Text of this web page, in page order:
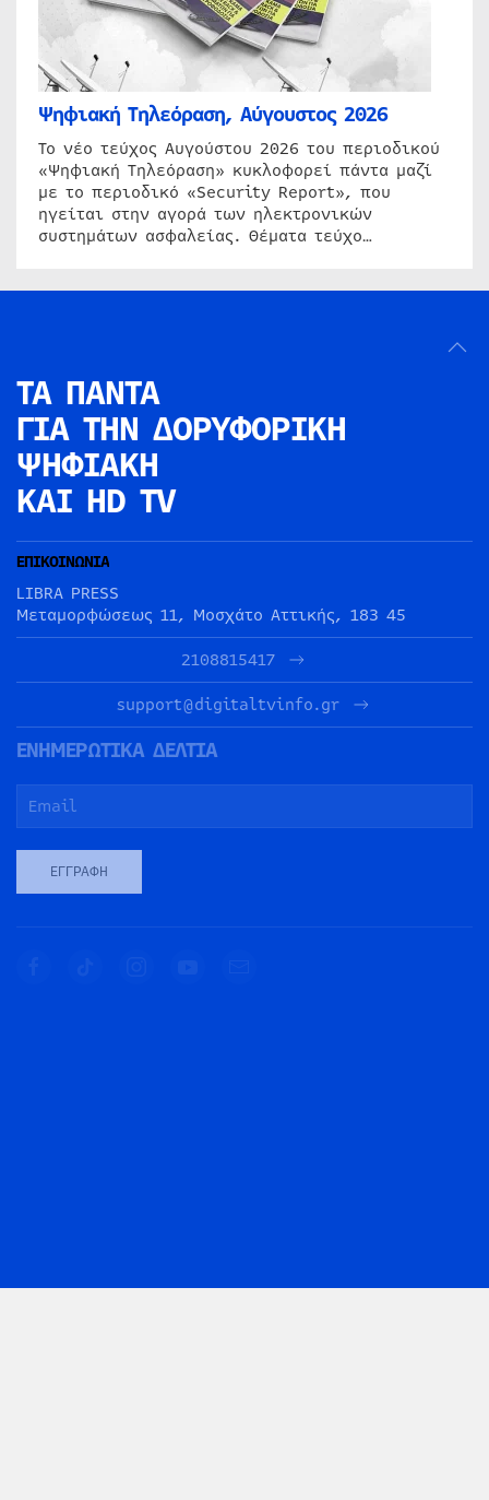
Ψηφιακή Τηλεόραση, Αύγουστος 2026
Το νέο τεύχος Αυγούστου 2026 του περιοδικού
«Ψηφιακή Τηλεόραση» κυκλοφορεί πάντα μαζί
με το περιοδικό «Security Report», που
ηγείται στην αγορά των ηλεκτρονικών
συστημάτων ασφαλείας. Θέματα τεύχο…
ΤΑ ΠΑΝΤΑ
ΓΙΑ ΤΗΝ ΔΟΡΥΦΟΡΙΚΗ
ΨΗΦΙΑΚΗ
ΚΑΙ HD TV
ΕΠΙΚΟΙΝΩΝΙΑ
LIBRA PRESS
Μεταμορφώσεως 11, Μοσχάτο Αττικής, 183 45
2108815417
support@digitaltvinfo.gr
ΕΝΗΜΕΡΩΤΙΚΑ ΔΕΛΤΙΑ
ΕΓΓΡΑΦΉ